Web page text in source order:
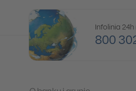
Infolinia
800